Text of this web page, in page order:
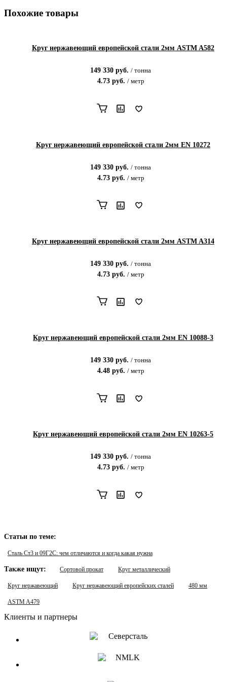
Похожие товары
Круг нержавеющий европейской стали 2мм ASTM A582
149 330 руб. / тонна
4.73руб. / метр
Круг нержавеющий европейской стали 2мм EN 10272
149 330 руб. / тонна
4.73руб. / метр
Круг нержавеющий европейской стали 2мм ASTM A314
149 330 руб. / тонна
4.73руб. / метр
Круг нержавеющий европейской стали 2мм EN 10088-3
149 330 руб. / тонна
4.48руб. / метр
Круг нержавеющий европейской стали 2мм EN 10263-5
149 330 руб. / тонна
4.73руб. / метр
Статьи по теме:
Сталь Ст3 и 09Г2С: чем отличаются и когда какая нужна
Также ищут: Сортовой прокат Круг металлический
Круг нержавеющий Круг нержавеющий европейских сталей 480 мм
ASTM A479
Клиенты и партнеры